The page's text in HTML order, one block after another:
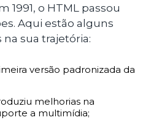
1991, o HTML passou
Aqui estão alguns
sua trajetória:
versão padronizada da
melhorias na
a multimídia;